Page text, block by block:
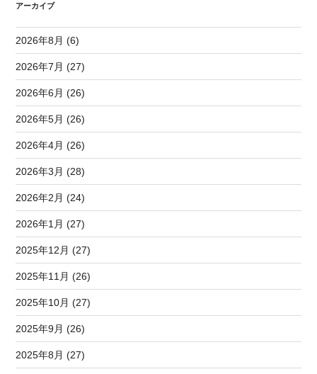
アーカイブ
2026年8月 (6)
2026年7月 (27)
2026年6月 (26)
2026年5月 (26)
2026年4月 (26)
2026年3月 (28)
2026年2月 (24)
2026年1月 (27)
2025年12月 (27)
2025年11月 (26)
2025年10月 (27)
2025年9月 (26)
2025年8月 (27)